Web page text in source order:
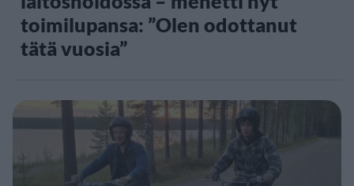
toimilupansa: ”Olen odottanut
tätä vuosia”